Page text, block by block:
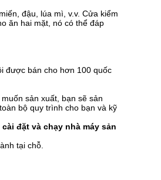
đậu, lúa mì, v.v. Cửa kiểm
ăn hai mặt, nó có thể đáp
được bán cho hơn 100 quốc
sản xuất, bạn sẽ sản
bộ quy trình cho bạn và kỹ
đặt và chạy nhà máy sản
tại chỗ.